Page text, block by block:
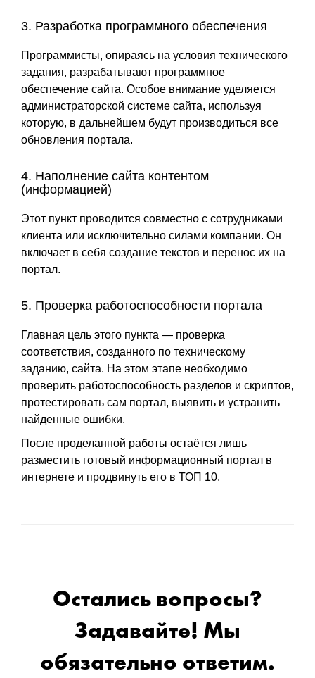
3. Разработка программного обеспечения
Программисты, опираясь на условия технического
задания, разрабатывают программное
обеспечение сайта. Особое внимание уделяется
администраторской системе сайта, используя
которую, в дальнейшем будут производиться все
обновления портала.
4. Наполнение сайта контентом
(информацией)
Этот пункт проводится совместно с сотрудниками
клиента или исключительно силами компании. Он
включает в себя создание текстов и перенос их на
портал.
5. Проверка работоспособности портала
Главная цель этого пункта — проверка
соответствия, созданного по техническому
заданию, сайта. На этом этапе необходимо
проверить работоспособность разделов и скриптов,
протестировать сам портал, выявить и устранить
найденные ошибки.
После проделанной работы остаётся лишь
разместить готовый информационный портал в
интернете и продвинуть его в ТОП 10.
Остались вопросы?
Задавайте! Мы
обязательно ответим.